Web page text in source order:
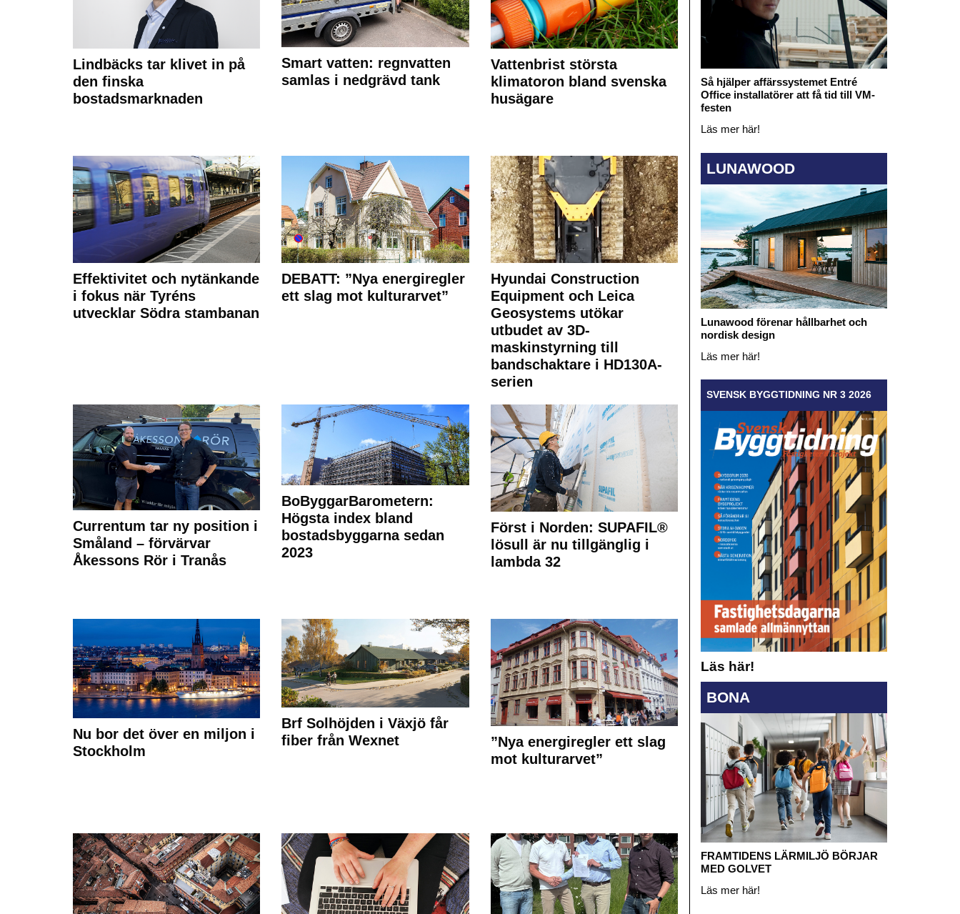
Lindbäcks tar klivet in på
den finska
bostadsmarknaden
Smart vatten: regnvatten
samlas i nedgrävd tank
Vattenbrist största
klimatoron bland svenska
husägare
Effektivitet och nytänkande
i fokus när Tyréns
utvecklar Södra stambanan
DEBATT: ”Nya energiregler
ett slag mot kulturarvet”
Hyundai Construction
Equipment och Leica
Geosystems utökar
utbudet av 3D-
maskinstyrning till
bandschaktare i HD130A-
serien
Currentum tar ny position i
Småland – förvärvar
Åkessons Rör i Tranås
BoByggarBarometern:
Högsta index bland
bostadsbyggarna sedan
2023
Först i Norden: SUPAFIL®
lösull är nu tillgänglig i
lambda 32
Nu bor det över en miljon i
Stockholm
Brf Solhöjden i Växjö får
fiber från Wexnet
”Nya energiregler ett slag
mot kulturarvet”
Så hjälper affärssystemet Entré
Office installatörer att få tid till VM-
festen
Läs mer här!
LUNAWOOD
Lunawood förenar hållbarhet och
nordisk design
Läs mer här!
SVENSK BYGGTIDNING NR 3 2026
Läs här!
BONA
FRAMTIDENS LÄRMILJÖ BÖRJAR
MED GOLVET
Läs mer här!